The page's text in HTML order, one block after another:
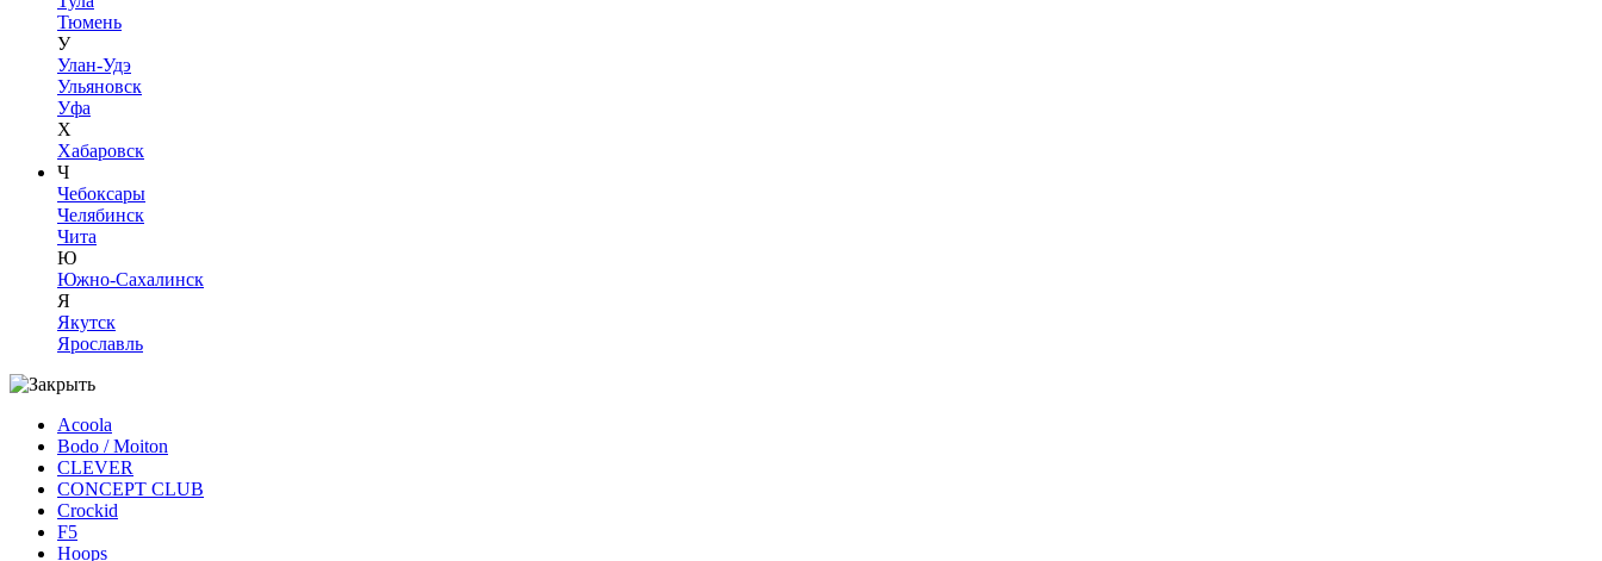
Тюмень
У
Улан-Удэ
Ульяновск
Уфа
Х
Хабаровск
Ч
Чебоксары
Челябинск
Чита
Ю
Южно-Сахалинск
Я
Якутск
Ярославль
Acoola
Bodo / Moiton
CLEVER
CONCEPT CLUB
Crockid
F5
Hoops